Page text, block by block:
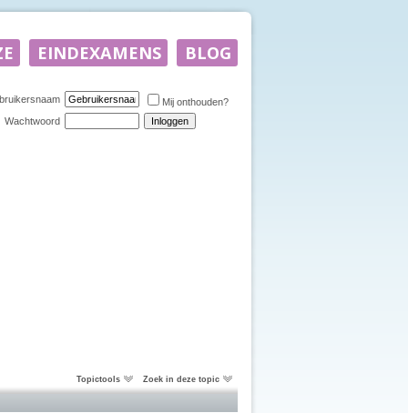
Mij onthouden?
Wachtwoord
Topictools Zoek in deze topic